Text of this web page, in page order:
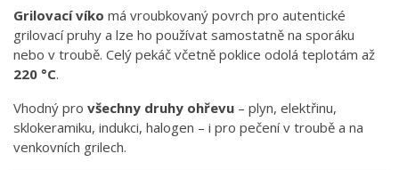
Grilovací víko má vroubkovaný povrch pro autentické
grilovací pruhy a lze ho používat samostatně na sporáku
nebo v troubě. Celý pekáč včetně poklice odolá teplotám až
220 °C.
Vhodný pro všechny druhy ohřevu – plyn, elektřinu,
sklokeramiku, indukci, halogen – i pro pečení v troubě a na
venkovních grilech.